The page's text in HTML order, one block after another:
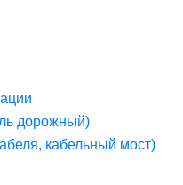
дорожный)
кабельный мост)